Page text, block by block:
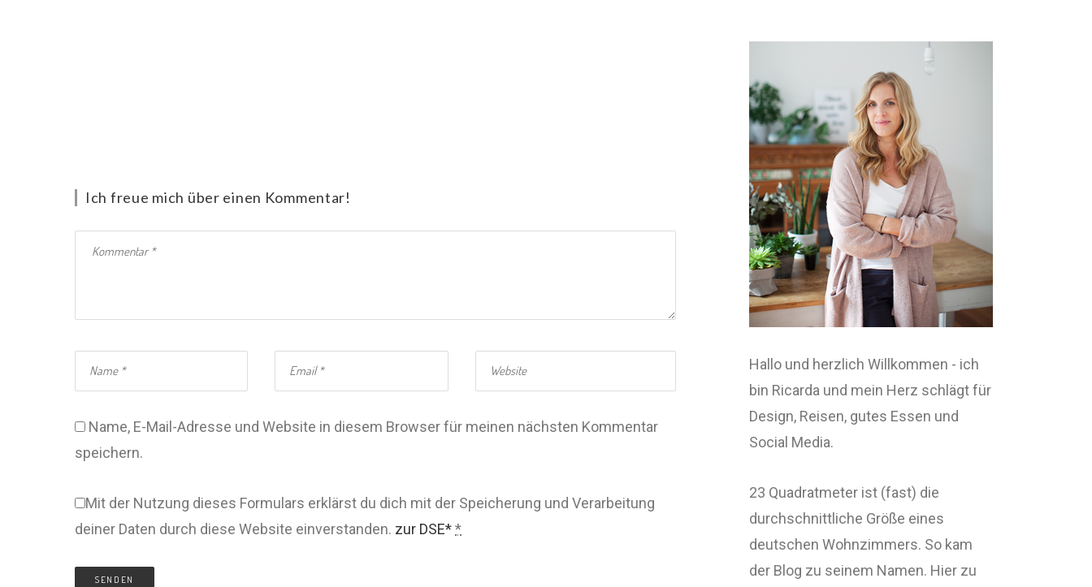
Ich freue mich über einen Kommentar!
Name, E-Mail-Adresse und Website in diesem Browser für meinen nächsten Kommentar
speichern.
Mit der Nutzung dieses Formulars erklärst du dich mit der Speicherung und Verarbeitung
deiner Daten durch diese Website einverstanden. zur DSE**
Hallo und herzlich Willkommen - ich
bin Ricarda und mein Herz schlägt für
Design, Reisen, gutes Essen und
Social Media.
23 Quadratmeter ist (fast) die
durchschnittliche Größe eines
deutschen Wohnzimmers. So kam
der Blog zu seinem Namen. Hier zu